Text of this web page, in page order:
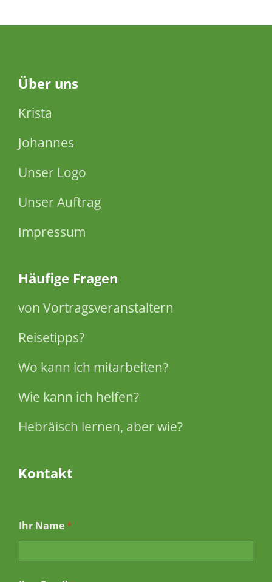
Über uns
Krista
Johannes
Unser Logo
Unser Auftrag
Impressum
Häufige Fragen
von Vortragsveranstaltern
Reisetipps?
Wo kann ich mitarbeiten?
Wie kann ich helfen?
Hebräisch lernen, aber wie?
Kontakt
Ihr Name *